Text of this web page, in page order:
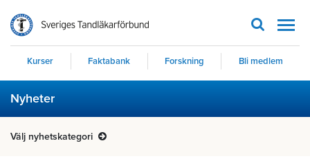
Kurser Faktabank Forskning Bli medlem
Nyheter
Välj nyhetskategori